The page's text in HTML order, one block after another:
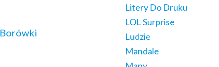
Borówki
Litery Do Druku
LOL Surprise
Ludzie
Mandale